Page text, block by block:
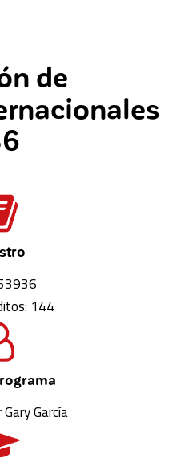
de
144
García